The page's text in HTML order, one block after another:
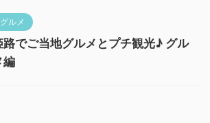
グルメ
路でご当地グルメとプチ観光♪ グル
編